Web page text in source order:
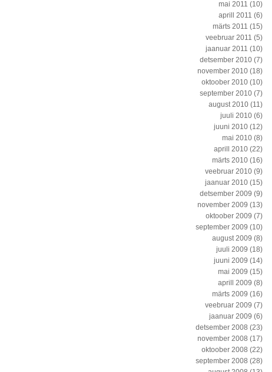
mai 2011 (10)
aprill 2011 (6)
märts 2011 (15)
veebruar 2011 (5)
jaanuar 2011 (10)
detsember 2010 (7)
november 2010 (18)
oktoober 2010 (10)
september 2010 (7)
august 2010 (11)
juuli 2010 (6)
juuni 2010 (12)
mai 2010 (8)
aprill 2010 (22)
märts 2010 (16)
veebruar 2010 (9)
jaanuar 2010 (15)
detsember 2009 (9)
november 2009 (13)
oktoober 2009 (7)
september 2009 (10)
august 2009 (8)
juuli 2009 (18)
juuni 2009 (14)
mai 2009 (15)
aprill 2009 (8)
märts 2009 (16)
veebruar 2009 (7)
jaanuar 2009 (6)
detsember 2008 (23)
november 2008 (17)
oktoober 2008 (22)
september 2008 (28)